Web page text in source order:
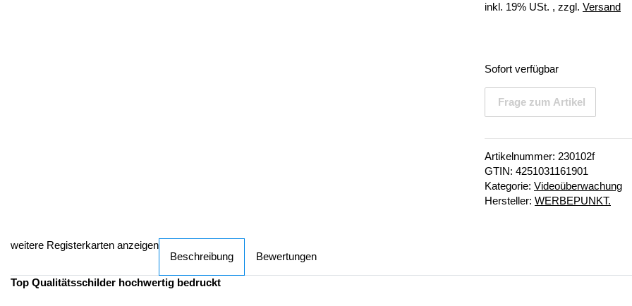
inkl. 19% USt. , zzgl. Versand
Sofort verfügbar
Frage zum Artikel
Artikelnummer: 230102f
GTIN: 4251031161901
Kategorie: Videoüberwachung
Hersteller: WERBEPUNKT.
weitere Registerkarten anzeigen
Beschreibung
Bewertungen
Top Qualitätsschilder hochwertig bedruckt